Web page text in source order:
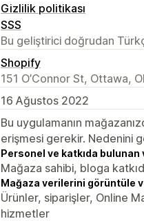
Gizlilik politikası
SSS
Bu geliştirici doğrudan
Shopify
151 O’Connor St, Ottawa,
16 Ağustos 2022
Bu uygulamanın
erişmesi gerekir. Nedenini
Personel ve katkıda
Mağaza sahibi, bloga
Mağaza verilerini görüntüle
Ürünler, siparişler, Online
hizmetler